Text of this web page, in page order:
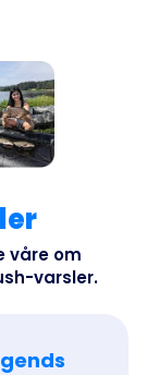
våre om
varsler.